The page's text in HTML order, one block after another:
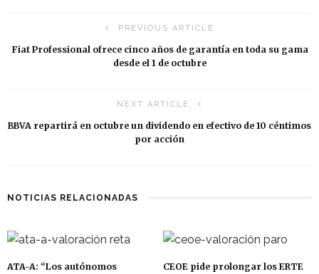
PREVIOUS ARTICLE
Fiat Professional ofrece cinco años de garantía en toda su gama
desde el 1 de octubre
NEXT ARTICLE
BBVA repartirá en octubre un dividendo en efectivo de 10 céntimos
por acción
NOTICIAS RELACIONADAS
ATA-A: “Los autónomos
CEOE pide prolongar los ERTE